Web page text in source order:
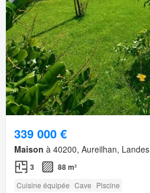
339 000 €
Maison à 40200, Aureilhan,
3 88 m²
Cuisine équipée Cave Piscine